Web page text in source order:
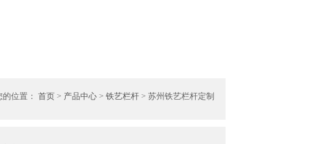
的位置： 首页 > 产品中心 > 铁艺栏杆 > 苏州铁艺栏杆定制